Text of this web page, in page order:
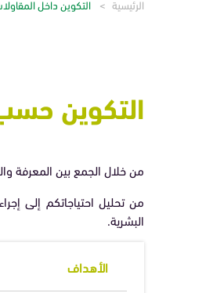
الأسئلة المتداولة
تواصل معنا الرئيسية التكوين داخل
التكوين
من خلال الجمع بين المعرفة
من تحليل احتياجاتكم إلى
البشرية.
الأهداف